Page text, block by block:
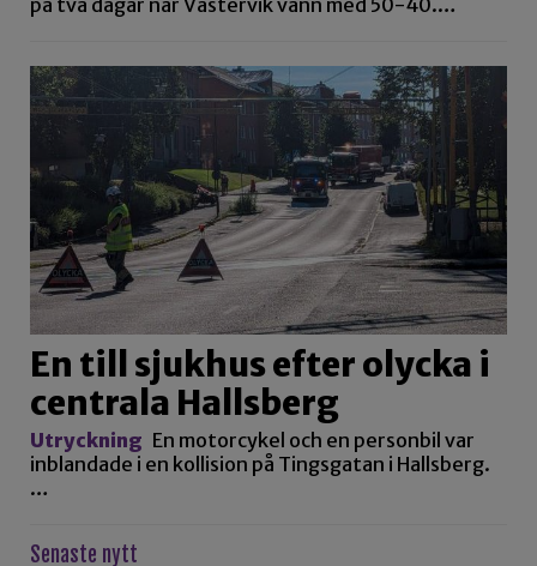
En till sjukhus efter olycka i
centrala Hallsberg
Utryckning En motorcykel och en personbil var
inblandade i en kollision på Tingsgatan i Hallsberg.
…
Senaste nytt